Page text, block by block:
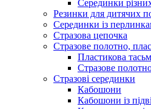
Серединки
Резинки для дитячих
Серединки із
Стразова цепочка
Стразове полотно,
Пластикова
Стразове
Стразові серединки
Кабошони
Кабошони із